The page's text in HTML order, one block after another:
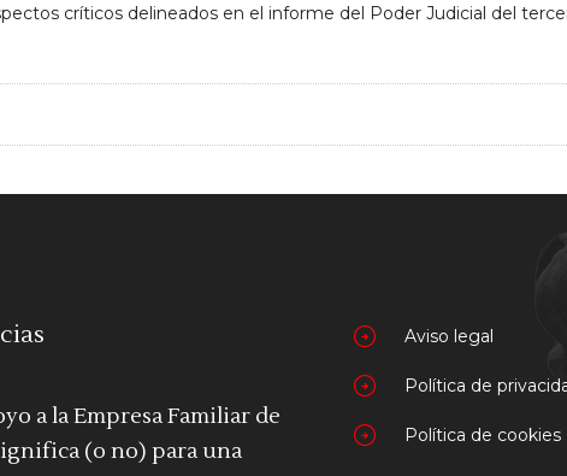
críticos delineados en el informe del Poder Judicial del
a la Empresa Familiar de
(o no) para una
Aviso legal
Política de
Política de cookies